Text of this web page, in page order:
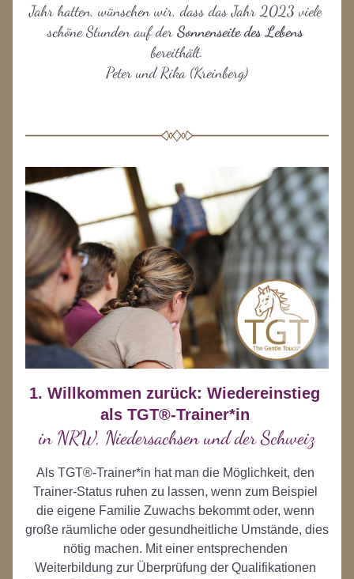
Jahr hatten, wünschen wir, dass das Jahr 2023 viele
schöne Stunden auf der
Sonnenseite des Lebens
bereithält.
Peter und Rika (Kreinberg)
1. Willkommen zurück: Wiedereinstieg
als TGT®-Trainer*in
in NRW, Niedersachsen und der Schweiz
Als TGT®-Trainer*in hat man die Möglichkeit, den
Trainer-Status ruhen zu lassen, wenn zum Beispiel
die eigene Familie Zuwachs bekommt oder, wenn
große räumliche oder gesundheitliche Umstände, dies
nötig machen. Mit einer entsprechenden
Weiterbildung zur Überprüfung der Qualifikationen